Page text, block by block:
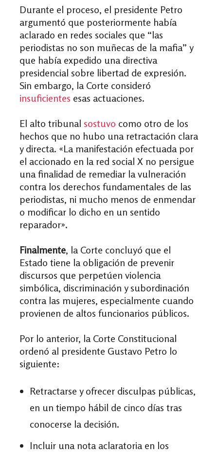
Durante el proceso, el presidente Petro
argumentó que posteriormente había
aclarado en redes sociales que “las
periodistas no son muñecas de la mafia” y
que había expedido una directiva
presidencial sobre libertad de expresión.
Sin embargo, la Corte consideró
insuficientes esas actuaciones.
El alto tribunal sostuvo como otro de los
hechos que no hubo una retractación clara
y directa. «La manifestación efectuada por
el accionado en la red social X no persigue
una finalidad de remediar la vulneración
contra los derechos fundamentales de las
periodistas, ni mucho menos de enmendar
o modificar lo dicho en un sentido
reparador».
Finalmente, la Corte concluyó que el
Estado tiene la obligación de prevenir
discursos que perpetúen violencia
simbólica, discriminación y subordinación
contra las mujeres, especialmente cuando
provienen de altos funcionarios públicos.
Por lo anterior, la Corte Constitucional
ordenó al presidente Gustavo Petro lo
siguiente:
Retractarse y ofrecer disculpas públicas,
en un tiempo hábil de cinco días tras
conocerse la decisión.
Incluir una nota aclaratoria en los